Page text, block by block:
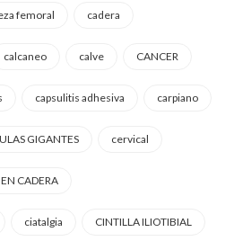
femoral cadera
calcaneo calve CANCER
capsulitis adhesiva carpiano
GIGANTES cervical
CADERA
ciatalgia CINTILLA ILIOTIBIAL